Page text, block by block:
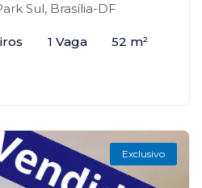
Sul, Brasília-DF
1 Vaga 52 m²
Exclusivo